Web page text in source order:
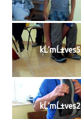
kĹ‘mĹ±ves5
kĹ‘mĹ±ves2